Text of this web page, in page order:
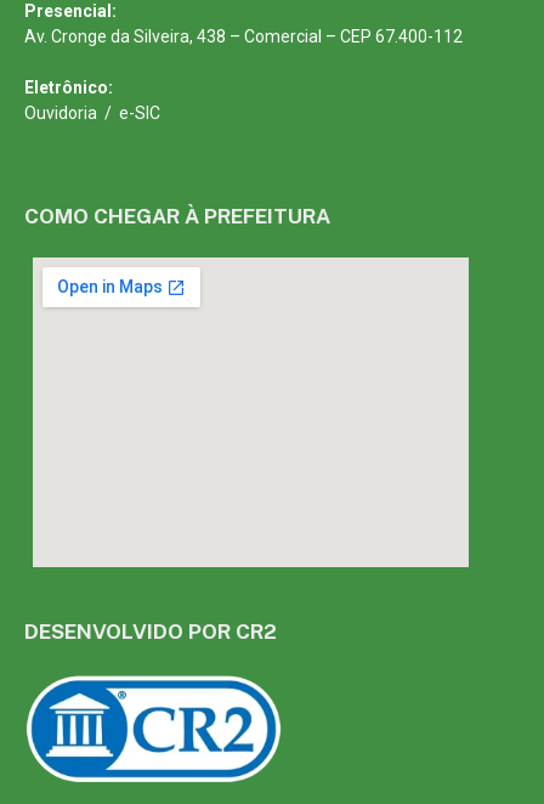
Presencial:
Av. Cronge da Silveira, 438 – Comercial – CEP 67.400-112
Eletrônico:
Ouvidoria / e-SIC
COMO CHEGAR À PREFEITURA
DESENVOLVIDO POR CR2